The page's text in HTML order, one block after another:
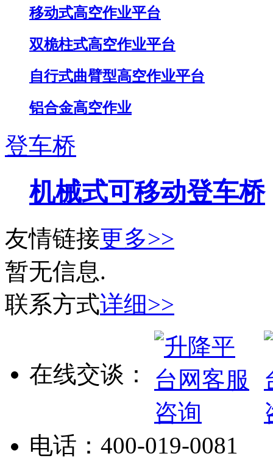
移动式高空作业平台
双桅柱式高空作业平台
自行式曲臂型高空作业平台
铝合金高空作业
登车桥
机械式可移动登车桥
友情链接更多>>
暂无信息.
联系方式详细>>
在线交谈：
电话： 400-019-0081